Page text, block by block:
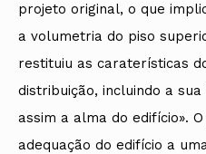
projeto original, o que
a volumetria do piso
restituiu as caraterísticas
distribuição, incluindo a
assim a alma do edifício».
adequação do edifício a